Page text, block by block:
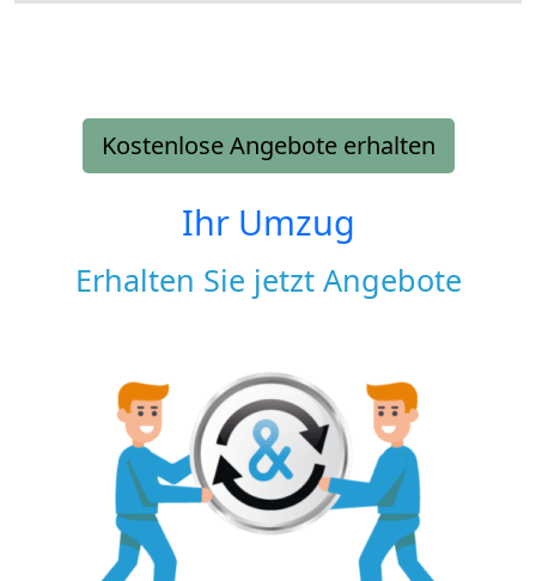
Kostenlose Angebote erhalten
Ihr Umzug
Erhalten Sie jetzt Angebote